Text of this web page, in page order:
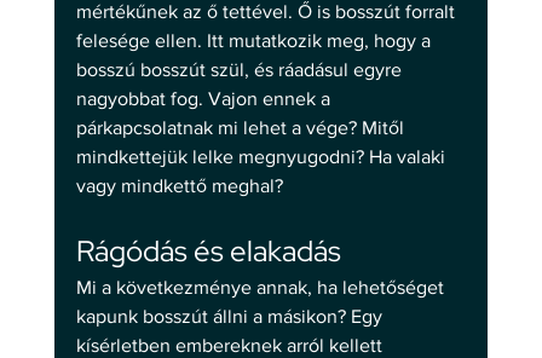
mértékűnek az ő tettével. Ő is bosszút forralt
felesége ellen. Itt mutatkozik meg, hogy a
bosszú bosszút szül, és ráadásul egyre
nagyobbat fog. Vajon ennek a
párkapcsolatnak mi lehet a vége? Mitől
mindkettejük lelke megnyugodni? Ha valaki
vagy mindkettő meghal?
Rágódás és elakadás
Mi a következménye annak, ha lehetőséget
kapunk bosszút állni a másikon? Egy
kísérletben embereknek arról kellett